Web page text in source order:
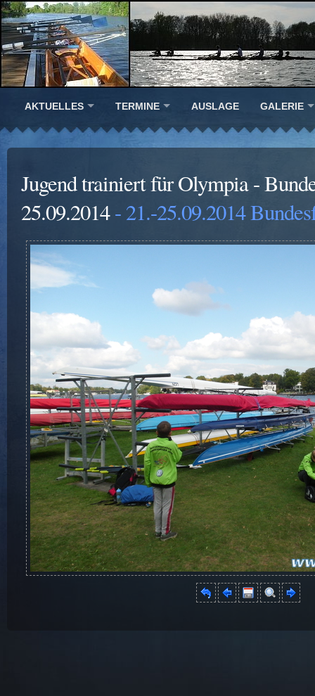
AKTUELLES TERMINE AUSLAGE GALERIE
Jugend trainiert für Olympia -
25.09.2014- 21.-25.09.2014